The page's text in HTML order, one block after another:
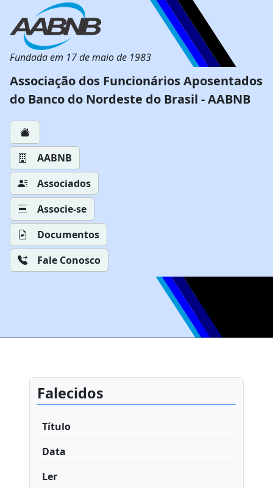
Fundada em 17 de maio de 1983
Associação dos Funcionários Aposentados
do Banco do Nordeste do Brasil - AABNB
AABNB
Associados
Associe-se
Documentos
Fale Conosco
Falecidos
Título
Data
Ler